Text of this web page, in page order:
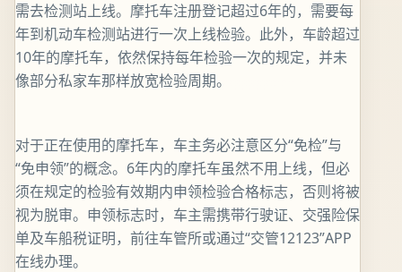
需去检测站上线。摩托车注册登记超过6年的，需要每
年到机动车检测站进行一次上线检验。此外，车龄超过
10年的摩托车，依然保持每年检验一次的规定，并未
像部分私家车那样放宽检验周期。
对于正在使用的摩托车，车主务必注意区分“免检”与
“免申领”的概念。6年内的摩托车虽然不用上线，但必
须在规定的检验有效期内申领检验合格标志，否则将被
视为脱审。申领标志时，车主需携带行驶证、交强险保
单及车船税证明，前往车管所或通过“交管12123”APP
在线办理。